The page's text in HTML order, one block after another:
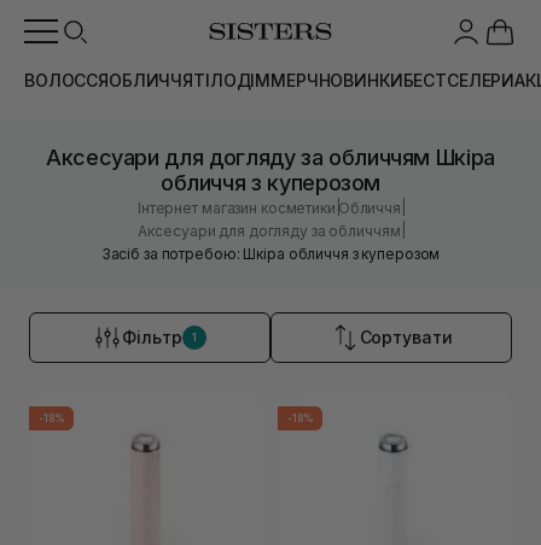
ВОЛОССЯОБЛИЧЧЯТІЛОДІММЕРЧНОВИНКИБЕСТСЕЛЕРИ
Аксесуари для догляду за обличчям Шкіра
обличчя з куперозом
Інтернет магазин косметики |Обличчя
Аксесуари для догляду за обличчям
Засіб за потребою: Шкіра обличчя з куперозом
Фільтр 1 Сортувати
-18% -18%